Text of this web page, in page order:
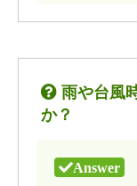
雨や台風
か？